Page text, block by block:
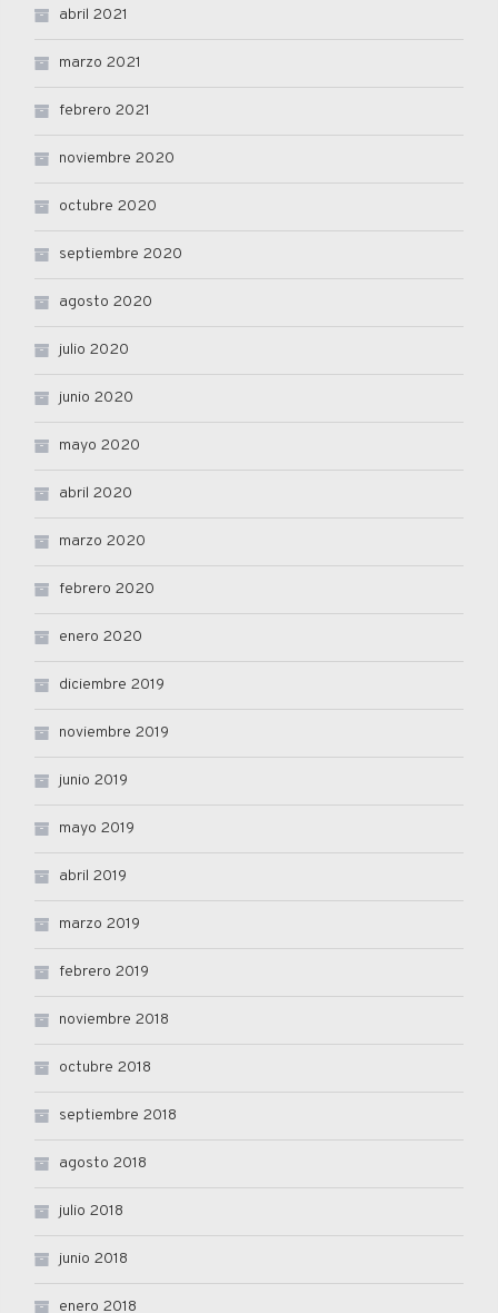
abril 2021
marzo 2021
febrero 2021
noviembre 2020
octubre 2020
septiembre 2020
agosto 2020
julio 2020
junio 2020
mayo 2020
abril 2020
marzo 2020
febrero 2020
enero 2020
diciembre 2019
noviembre 2019
junio 2019
mayo 2019
abril 2019
marzo 2019
febrero 2019
noviembre 2018
octubre 2018
septiembre 2018
agosto 2018
julio 2018
junio 2018
enero 2018